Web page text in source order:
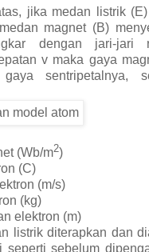
jika medan listrik
magnet (B)
dengan jari-jari
v maka gaya
sentripetalnya,
(Wb/m2)
(C)
(m/s)
(kg)
elektron (m)
listrik diterapkan dan
seperti sebelum